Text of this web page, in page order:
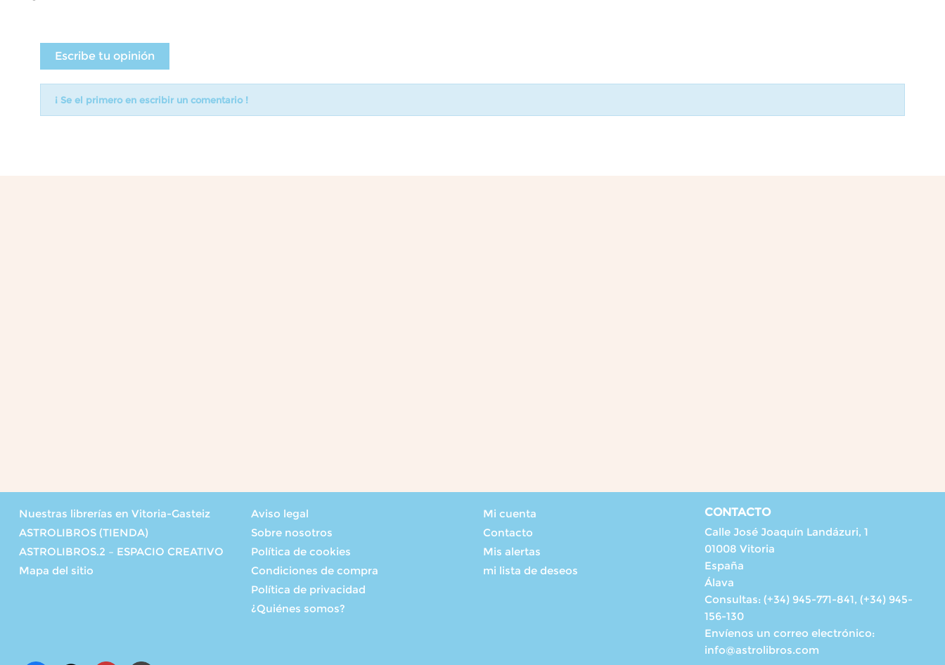
Escribe tu opinión
¡ Se el primero en escribir un comentario !
Nuestras librerías en Vitoria-Gasteiz
ASTROLIBROS (TIENDA)
ASTROLIBROS.2 – ESPACIO CREATIVO
Mapa del sitio
Aviso legal
Sobre nosotros
Política de cookies
Condiciones de compra
Política de privacidad
¿Quiénes somos?
Mi cuenta
Contacto
Mis alertas
mi lista de deseos
CONTACTO
Calle José Joaquín Landázuri, 1
01008 Vitoria
España
Álava
Consultas: (+34) 945-771-841, (+34) 945-
156-130
Envíenos un correo electrónico:
info@astrolibros.com